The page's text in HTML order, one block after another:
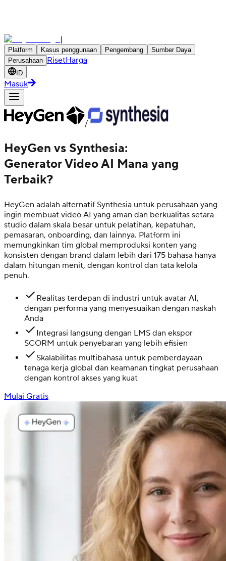
|
Platform Kasus penggunaan Pengembang
Sumber Daya
Perusahaan RisetHarga
ID
Masuk
/
HeyGen vs Synthesia:
Generator Video AI Mana yang
Terbaik?
HeyGen adalah alternatif Synthesia untuk perusahaan yang
ingin membuat video AI yang aman dan berkualitas setara
studio dalam skala besar untuk pelatihan, kepatuhan,
pemasaran, onboarding, dan lainnya. Platform ini
memungkinkan tim global memproduksi konten yang
konsisten dengan brand dalam lebih dari 175 bahasa hanya
dalam hitungan menit, dengan kontrol dan tata kelola
penuh.
Realitas terdepan di industri untuk avatar AI,
dengan performa yang menyesuaikan dengan naskah
Anda
Integrasi langsung dengan LMS dan ekspor
SCORM untuk penyebaran yang lebih efisien
Skalabilitas multibahasa untuk pemberdayaan
tenaga kerja global dan keamanan tingkat perusahaan
dengan kontrol akses yang kuat
Mulai Gratis